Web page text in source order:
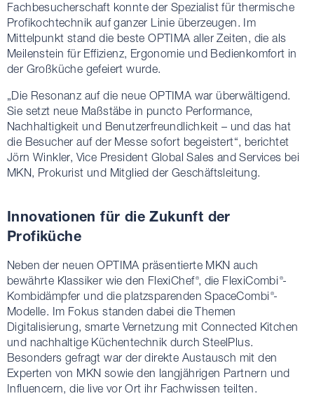
Fachbesucherschaft konnte der Spezialist für thermische
Profikochtechnik auf ganzer Linie überzeugen. Im
Mittelpunkt stand die beste OPTIMA aller Zeiten, die als
Meilenstein für Effizienz, Ergonomie und Bedienkomfort in
der Großküche gefeiert wurde.
„Die Resonanz auf die neue OPTIMA war überwältigend.
Sie setzt neue Maßstäbe in puncto Performance,
Nachhaltigkeit und Benutzerfreundlichkeit – und das hat
die Besucher auf der Messe sofort begeistert“, berichtet
Jörn Winkler, Vice President Global Sales and Services bei
MKN, Prokurist und Mitglied der Geschäftsleitung.
Innovationen für die Zukunft der
Profiküche
Neben der neuen OPTIMA präsentierte MKN auch
bewährte Klassiker wie den FlexiChef ®, die FlexiCombi ®-
Kombidämpfer und die platzsparenden SpaceCombi ®-
Modelle. Im Fokus standen dabei die Themen
Digitalisierung, smarte Vernetzung mit Connected Kitchen
und nachhaltige Küchentechnik durch SteelPlus.
Besonders gefragt war der direkte Austausch mit den
Experten von MKN sowie den langjährigen Partnern und
Influencern, die live vor Ort ihr Fachwissen teilten.